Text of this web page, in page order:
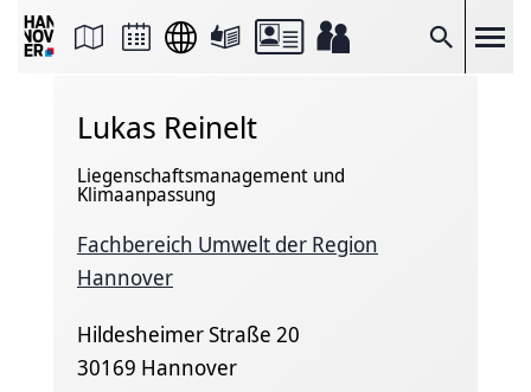
Suche
Seite
FacebookLukas Reinelt
Liegenschaftsmanagement und
Klimaanpassung
Fachbereich Umwelt der Region
Hannover
Hildesheimer Straße 20
30169 Hannover